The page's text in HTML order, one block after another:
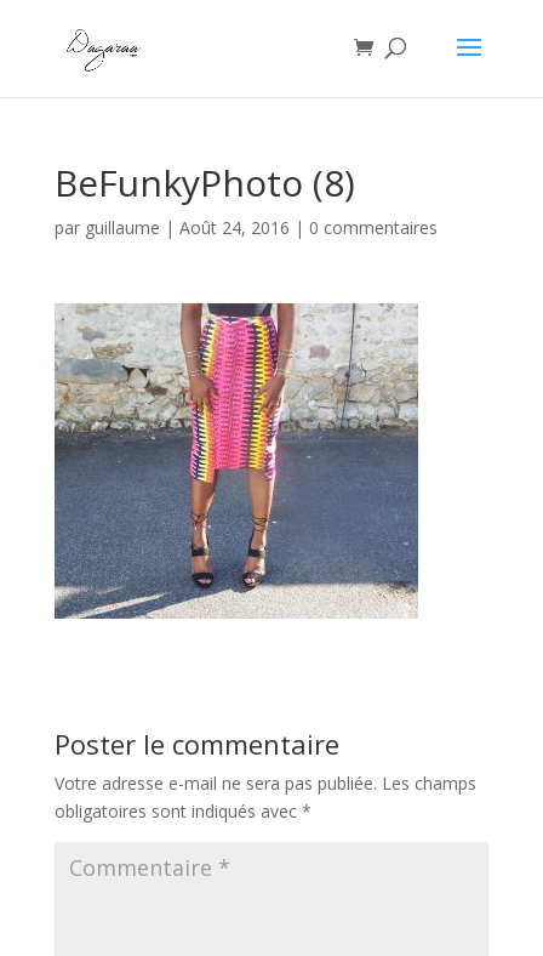
BeFunkyPhoto (8)
par guillaume | Août 24, 2016 | 0 commentaires
Poster le commentaire
Votre adresse e-mail ne sera pas publiée. Les champs
obligatoires sont indiqués avec *